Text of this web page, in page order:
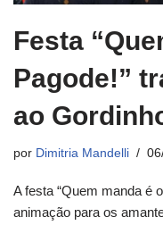
Festa
Pagode!”
ao
por Dimitria Mandelli
A festa “Quem manda é
animação para os